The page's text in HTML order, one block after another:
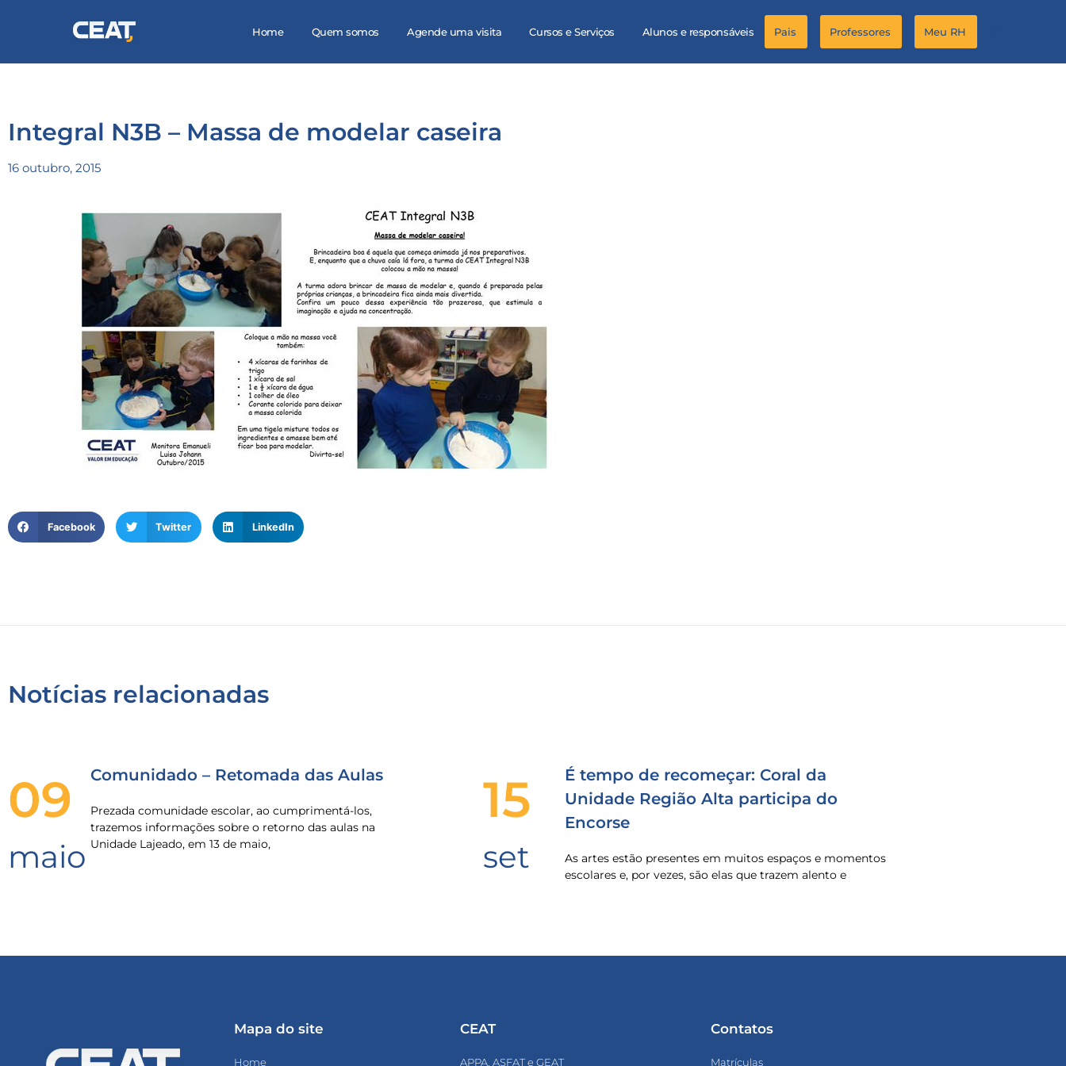
Home Quem somos Agende uma visita Cursos e Serviços Alunos e responsáveis Pais Professores Meu RH
Integral N3B – Massa de modelar caseira
16 outubro, 2015
Facebook Twitter LinkedIn
Notícias relacionadas
09
maio
Comunidado – Retomada das Aulas
Prezada comunidade escolar, ao cumprimentá-los,
trazemos informações sobre o retorno das aulas na
Unidade Lajeado, em 13 de maio,
15
set
É tempo de recomeçar: Coral da
Unidade Região Alta participa do
Encorse
As artes estão presentes em muitos espaços e momentos
escolares e, por vezes, são elas que trazem alento e
Mapa do site
Home
CEAT
APPA, ASFAT e GEAT
Contatos
Matrículas